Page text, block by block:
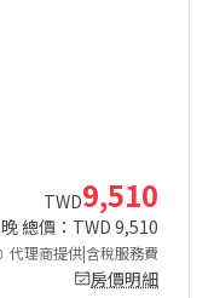
TWD9,510
晚 總價：TWD 9,510
代理商提供|含稅服務費
房價明細